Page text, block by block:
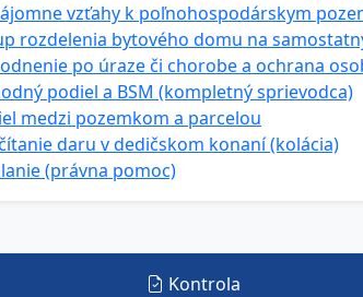
vzťahy k poľnohospodárskym
rozdelenia bytového domu na
po úraze či chorobe a ochrana
podiel a BSM (kompletný sprievodca)
medzi pozemkom a parcelou
daru v dedičskom konaní (kolácia)
(právna pomoc)
Kontrola